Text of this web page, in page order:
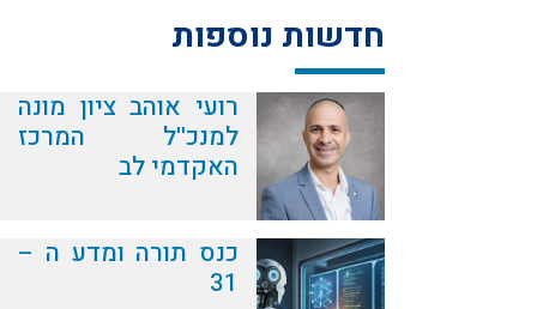
חדשות נוספות
רועי אוהב ציון מונה
למנכ''ל המרכז
האקדמי לב
כנס תורה ומדע ה –
31